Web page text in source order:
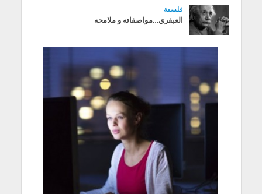
فلسفة
العبقري…مواصفاته و ملامحه